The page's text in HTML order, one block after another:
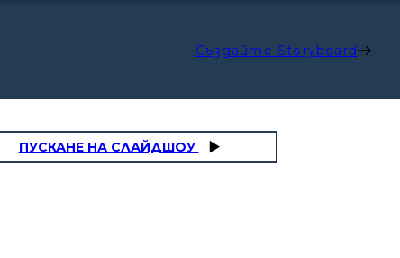
Създайте Storyboard
ПУСКАНЕ НА СЛАЙДШОУ